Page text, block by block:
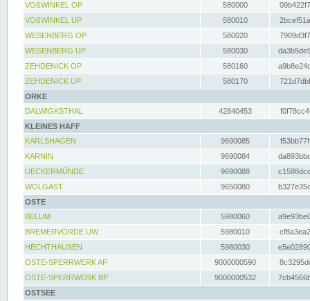
VOßWINKEL OP
580000
VOßWINKEL UP
580010
WESENBERG OP
580020
WESENBERG UP
580030
ZEHDENICK OP
580160
ZEHDENICK UP
580170
ORKE
DALWIGKSTHAL
42840453
KLEINES HAFF
KARLSHAGEN
9690085
KARNIN
9690084
UECKERMÜNDE
9690088
WOLGAST
9650080
OSTE
BELUM
5980060
BREMERVÖRDE UW
5980010
HECHTHAUSEN
5980030
OSTE-SPERRWERK AP
9000000590
OSTE-SPERRWERK BP
9000000532
OSTSEE